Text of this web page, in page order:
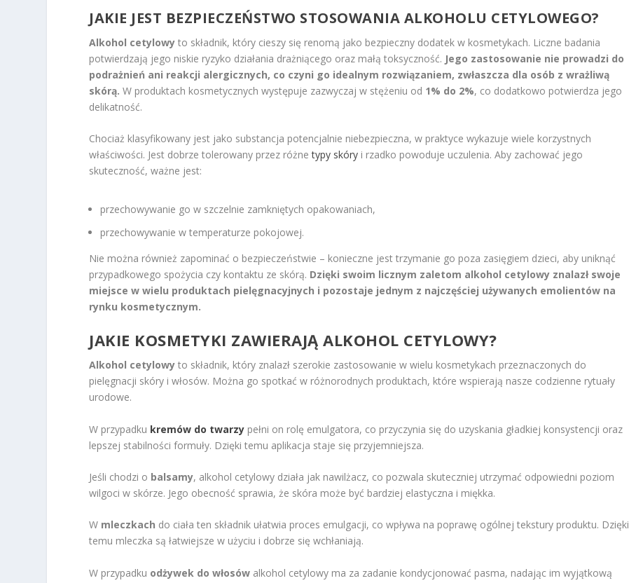
JAKIE JEST BEZPIECZEŃSTWO STOSOWANIA ALKOHOLU CETYLOWEGO?
Alkohol cetylowy to składnik, który cieszy się renomą jako bezpieczny dodatek w kosmetykach. Liczne badania
potwierdzają jego niskie ryzyko działania drażniącego oraz małą toksyczność. Jego zastosowanie nie prowadzi do
podrażnień ani reakcji alergicznych, co czyni go idealnym rozwiązaniem, zwłaszcza dla osób z wrażliwą
skórą. W produktach kosmetycznych występuje zazwyczaj w stężeniu od 1% do 2%, co dodatkowo potwierdza jego
delikatność.
Chociaż klasyfikowany jest jako substancja potencjalnie niebezpieczna, w praktyce wykazuje wiele korzystnych
właściwości. Jest dobrze tolerowany przez różnetypy skóry i rzadko powoduje uczulenia. Aby zachować jego
skuteczność, ważne jest:
przechowywanie go w szczelnie zamkniętych opakowaniach,
przechowywanie w temperaturze pokojowej.
Nie można również zapominać o bezpieczeństwie – konieczne jest trzymanie go poza zasięgiem dzieci, aby uniknąć
przypadkowego spożycia czy kontaktu ze skórą. Dzięki swoim licznym zaletom alkohol cetylowy znalazł swoje
miejsce w wielu produktach pielęgnacyjnych i pozostaje jednym z najczęściej używanych emolientów na
rynku kosmetycznym.
JAKIE KOSMETYKI ZAWIERAJĄ ALKOHOL CETYLOWY?
Alkohol cetylowy to składnik, który znalazł szerokie zastosowanie w wielu kosmetykach przeznaczonych do
pielęgnacji skóry i włosów. Można go spotkać w różnorodnych produktach, które wspierają nasze codzienne rytuały
urodowe.
W przypadku kremów do twarzy pełni on rolę emulgatora, co przyczynia się do uzyskania gładkiej konsystencji oraz
lepszej stabilności formuły. Dzięki temu aplikacja staje się przyjemniejsza.
Jeśli chodzi o balsamy, alkohol cetylowy działa jak nawilżacz, co pozwala skuteczniej utrzymać odpowiedni poziom
wilgoci w skórze. Jego obecność sprawia, że skóra może być bardziej elastyczna i miękka.
W mleczkach do ciała ten składnik ułatwia proces emulgacji, co wpływa na poprawę ogólnej tekstury produktu. Dzięki
temu mleczka są łatwiejsze w użyciu i dobrze się wchłaniają.
W przypadku odżywek do włosów alkohol cetylowy ma za zadanie kondycjonować pasma, nadając im wyjątkową